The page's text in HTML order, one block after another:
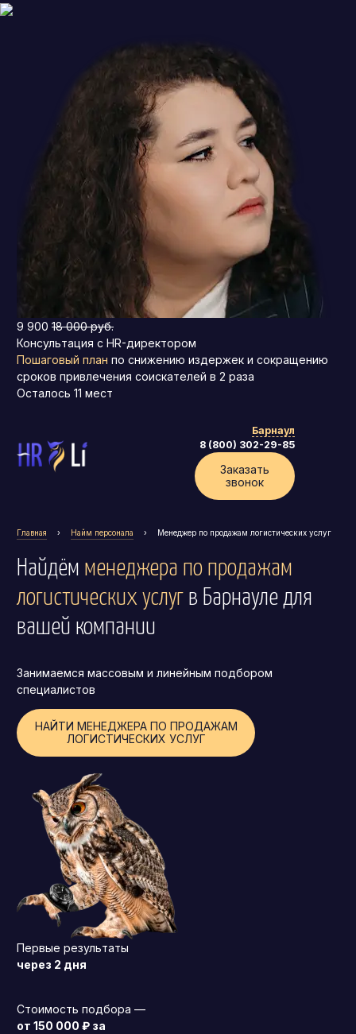
9 900 18 000 руб.
Консультация с HR-директором
Пошаговый план по снижению издержек и сокращению
сроков привлечения соискателей в 2 раза
Осталось 11 мест
Барнаул
8 (800) 302-29-85
Заказать
звонок
Коммерческий директор
Директор по маркетингу (CMO)
Операционный директор (COO)
Директор по персоналу (HR-директор)
Директор по стратегическому развитию
Финансовый директор (CFO)
Технический директор (CTO)
Мировой HR
Франшиза
Главная › Найм персонала › Менеджер по продажам логистических услуг
Найдём менеджера по продажам
логистических услуг в Барнауле для
вашей компании
Занимаемся массовым и линейным подбором
специалистов
НАЙТИ МЕНЕДЖЕРА ПО ПРОДАЖАМ
ЛОГИСТИЧЕСКИХ УСЛУГ
Первые результаты
через 2 дня
Стоимость подбора —
от 150 000 ₽ за